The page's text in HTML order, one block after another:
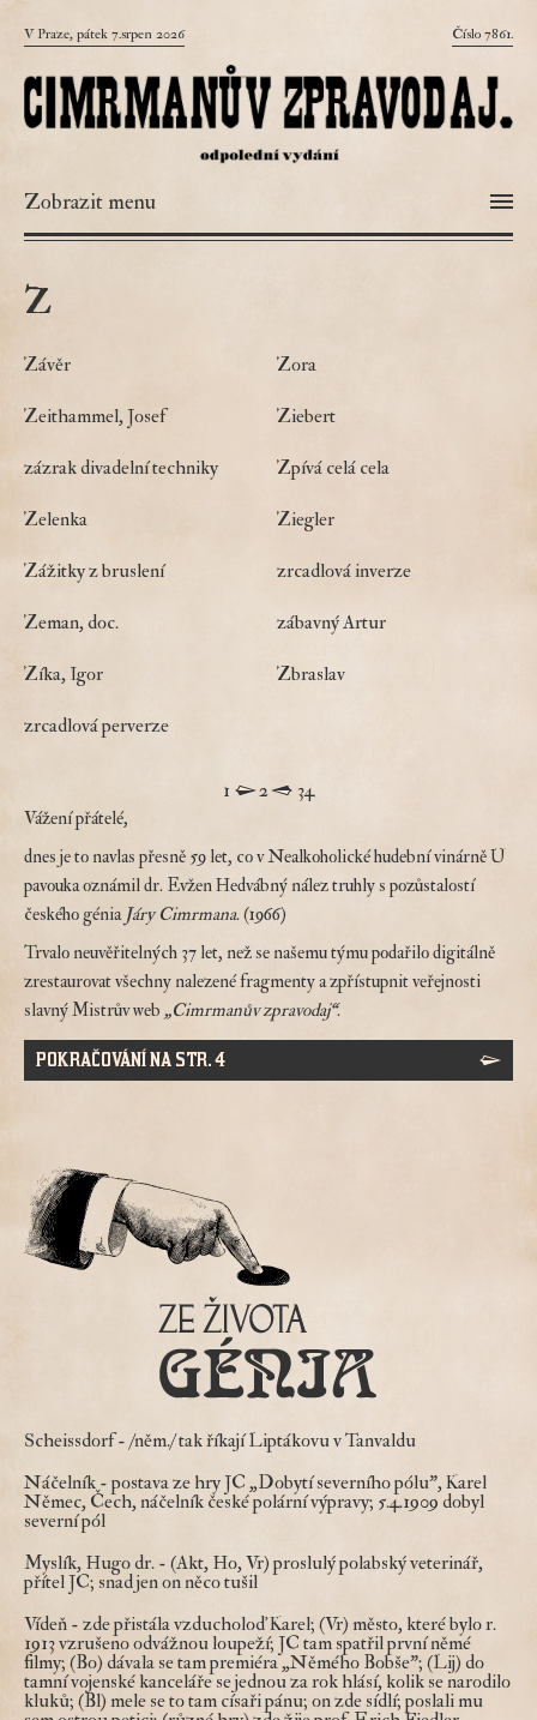
V Praze, pátek 7.srpen 2026 Číslo 7861.
Zobrazit menu
z
Závěr Zora
Zeithammel, Josef Ziebert
zázrak divadelní techniky Zpívá celá cela
Zelenka Ziegler
Zážitky z bruslení zrcadlová inverze
Zeman, doc. zábavný Artur
Zíka, Igor Zbraslav
zrcadlová perverze
1 2 34
Vážení přátelé,
dnes je to navlas přesně 59 let, co v Nealkoholické hudební vinárně U
pavouka oznámil dr. Evžen Hedvábný nález truhly s pozůstalostí
českého génia Járy Cimrmana. (1966)
Trvalo neuvěřitelných 37 let, než se našemu týmu podařilo digitálně
zrestaurovat všechny nalezené fragmenty a zpřístupnit veřejnosti
slavný Mistrův web „Cimrmanův zpravodaj“.
POKRAČOVÁNÍ NA STR. 4
Scheissdorf- /něm./ tak říkají Liptákovu v Tanvaldu
Náčelník - postava ze hry JC „Dobytí severního pólu", Karel
Němec, Čech, náčelník české polární výpravy; 5.4.1909 dobyl
severní pól
Myslík, Hugo dr. - (Akt, Ho, Vr) proslulý polabský veterinář,
přítel JC; snad jen on něco tušil
Vídeň - zde přistála vzducholoď Karel; (Vr) město, které bylo r.
1913 vzrušeno odvážnou loupeží; JC tam spatřil první němé
filmy; (Bo) dávala se tam premiéra „Němého Bobše"; (Lij) do
tamní vojenské kanceláře se jednou za rok hlásí, kolik se narodilo
kluků; (Bl) mele se to tam císaři pánu; on zde sídlí; poslali mu